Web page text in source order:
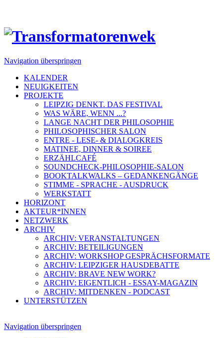
Navigation überspringen
KALENDER
NEUIGKEITEN
PROJEKTE
LEIPZIG DENKT. DAS FESTIVAL
WAS WÄRE, WENN ...?
LANGE NACHT DER PHILOSOPHIE
PHILOSOPHISCHER SALON
ENTRE - LESE- & DIALOGKREIS
MATINEE, DINNER & SOIREE
ERZÄHLCAFÉ
SOUNDCHECK-PHILOSOPHIE-SALON
BOOKTALKWALKS – GEDANKENGÄNGE
STIMME - SPRACHE - AUSDRUCK
WERKSTATT
HORIZONT
AKTEUR*INNEN
NETZWERK
ARCHIV
ARCHIV: VERANSTALTUNGEN
ARCHIV: BETEILIGUNGEN
ARCHIV: WORKSHOP GESPRÄCHSFORMATE
ARCHIV: LEIPZIGER HAUSDEBATTE
ARCHIV: BRAVE NEW WORK?
ARCHIV: EIGENTLICH - ESSAY-MAGAZIN
ARCHIV: MITDENKEN - PODCAST
UNTERSTÜTZEN
Navigation überspringen